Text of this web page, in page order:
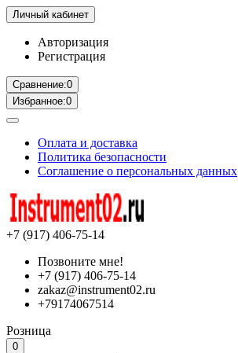
Личный кабинет
Авторизация
Регистрация
Сравнение:0
Избранное:0
Оплата и доставка
Политика безопасности
Соглашение о персональных данных
+7 (917) 406-75-14
Позвоните мне!
+7 (917) 406-75-14
zakaz@instrument02.ru
+79174067514
Розница
0